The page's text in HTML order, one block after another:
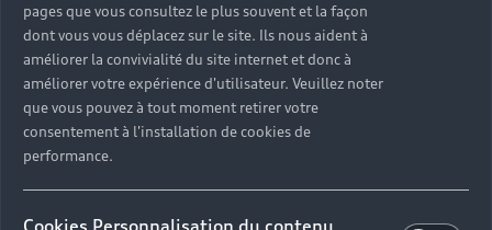
pages que vous consultez le plus souvent et la façon
dont vous vous déplacez sur le site. Ils nous aident à
améliorer la convivialité du site internet et donc à
améliorer votre expérience d'utilisateur. Veuillez noter
que vous pouvez à tout moment retirer votre
consentement à l'installation de cookies de
performance.
Cookies Personnalisation du contenu